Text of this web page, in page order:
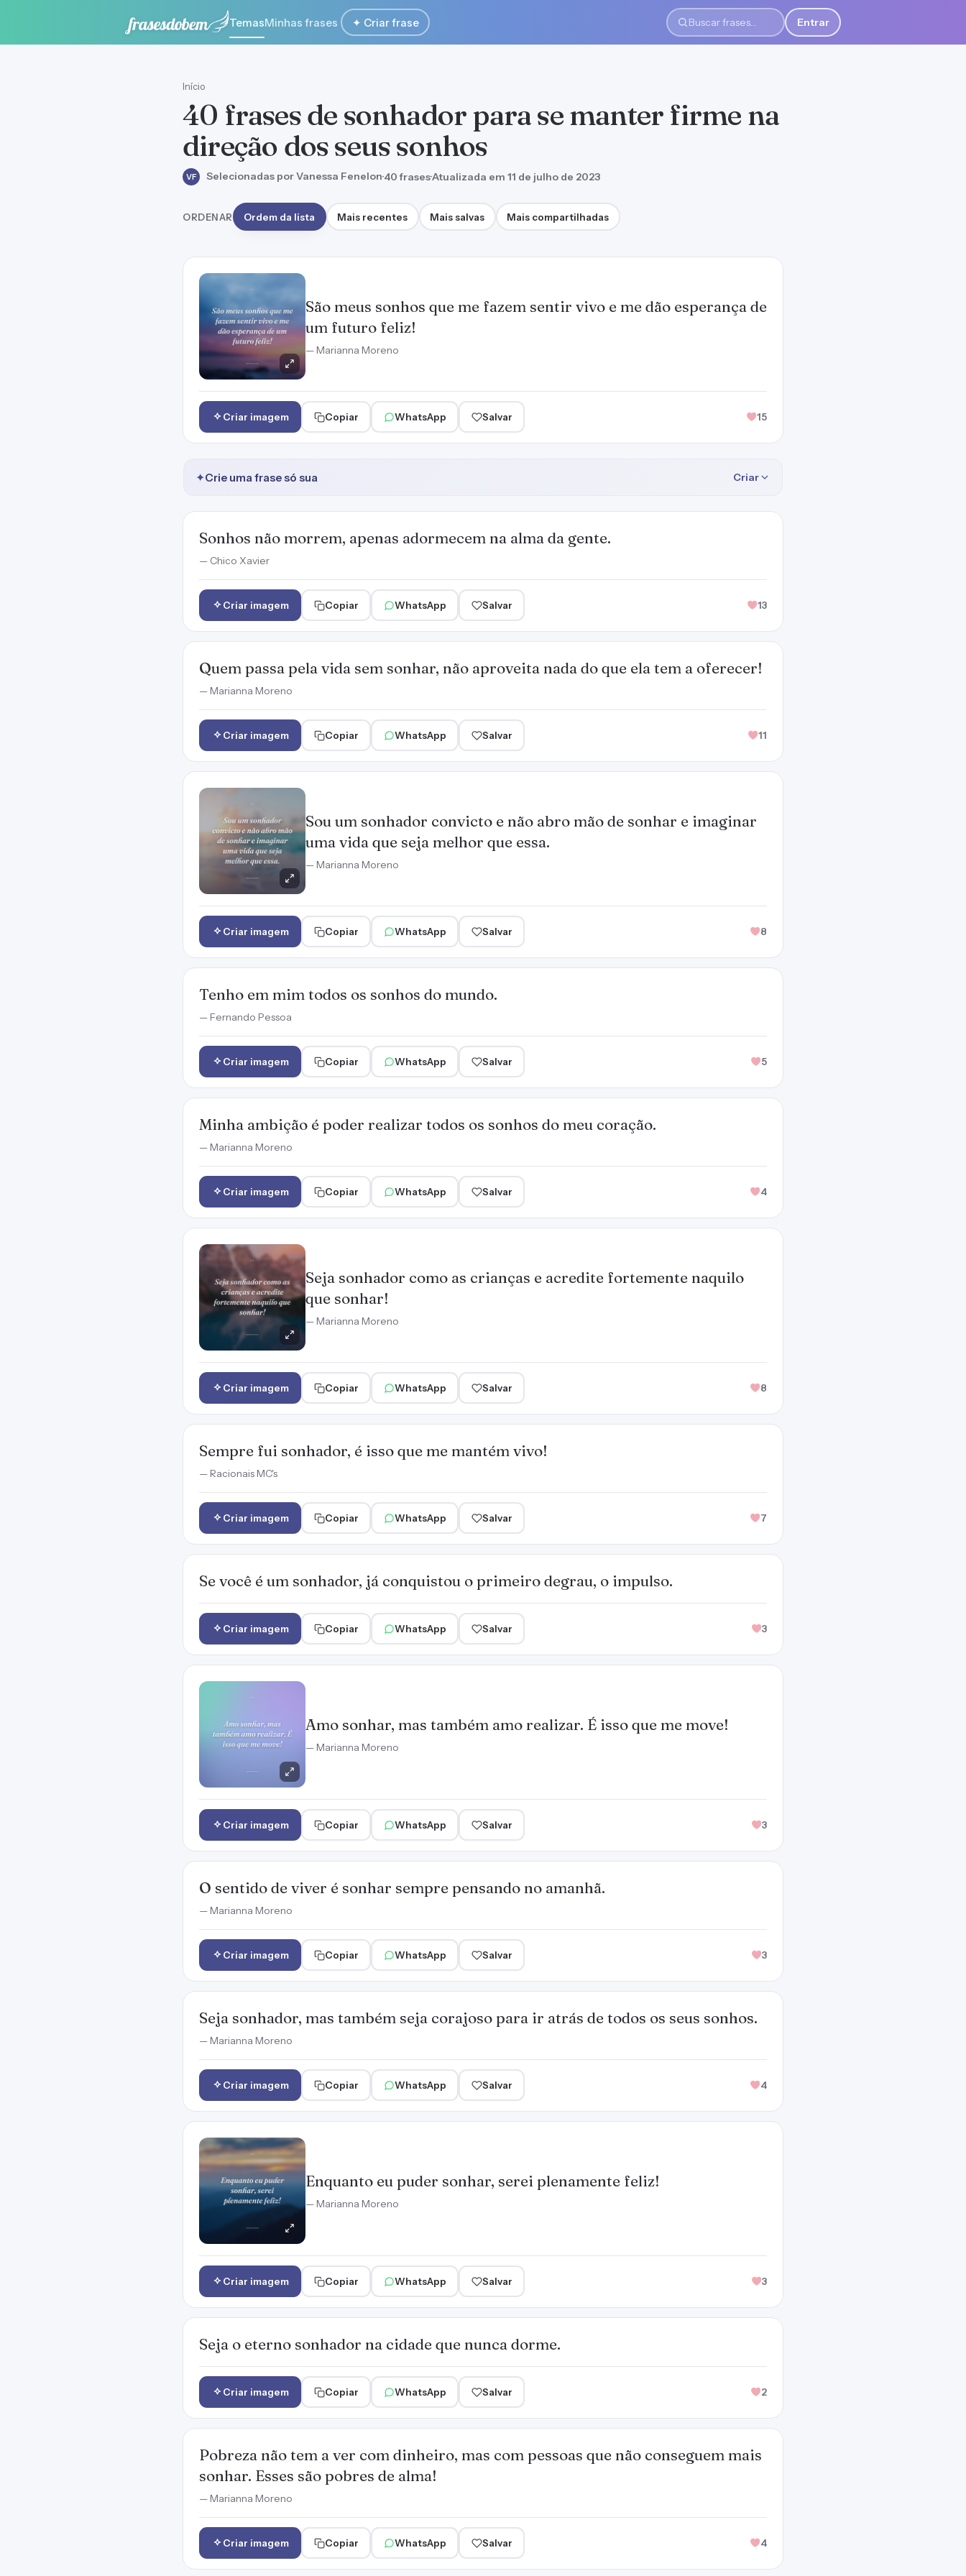
TemasMinhas frases ✦ Criar frase
Buscar frases
Entrar
Início
40 frases de sonhador para se manter firme na
direção dos seus sonhos
VF Selecionadas por Vanessa Fenelon·40 frases·Atualizada em 11 de julho de 2023
ORDENAR Ordem da lista Mais recentes Mais salvas Mais compartilhadas
São meus sonhos que me fazem sentir vivo e me dão esperança de
um futuro feliz!
— Marianna Moreno
Criar imagem Copiar WhatsApp Salvar 15
✦Crie uma frase só sua Criar
Sonhos não morrem, apenas adormecem na alma da gente.
— Chico Xavier
Criar imagem Copiar WhatsApp Salvar 13
Quem passa pela vida sem sonhar, não aproveita nada do que ela tem a oferecer!
— Marianna Moreno
Criar imagem Copiar WhatsApp Salvar 11
Sou um sonhador convicto e não abro mão de sonhar e imaginar
uma vida que seja melhor que essa.
— Marianna Moreno
Criar imagem Copiar WhatsApp Salvar 8
Tenho em mim todos os sonhos do mundo.
— Fernando Pessoa
Criar imagem Copiar WhatsApp Salvar 5
Minha ambição é poder realizar todos os sonhos do meu coração.
— Marianna Moreno
Criar imagem Copiar WhatsApp Salvar 4
Seja sonhador como as crianças e acredite fortemente naquilo
que sonhar!
— Marianna Moreno
Criar imagem Copiar WhatsApp Salvar 8
Sempre fui sonhador, é isso que me mantém vivo!
— Racionais MC's
Criar imagem Copiar WhatsApp Salvar 7
Se você é um sonhador, já conquistou o primeiro degrau, o impulso.
Criar imagem Copiar WhatsApp Salvar 3
Amo sonhar, mas também amo realizar. É isso que me move!
— Marianna Moreno
Criar imagem Copiar WhatsApp Salvar 3
O sentido de viver é sonhar sempre pensando no amanhã.
— Marianna Moreno
Criar imagem Copiar WhatsApp Salvar 3
Seja sonhador, mas também seja corajoso para ir atrás de todos os seus sonhos.
— Marianna Moreno
Criar imagem Copiar WhatsApp Salvar 4
Enquanto eu puder sonhar, serei plenamente feliz!
— Marianna Moreno
Criar imagem Copiar WhatsApp Salvar 3
Seja o eterno sonhador na cidade que nunca dorme.
Criar imagem Copiar WhatsApp Salvar 2
Pobreza não tem a ver com dinheiro, mas com pessoas que não conseguem mais
sonhar. Esses são pobres de alma!
— Marianna Moreno
Criar imagem Copiar WhatsApp Salvar 4